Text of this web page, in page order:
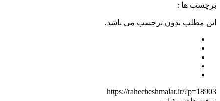
برچسب ها :
این مطلب بدون برچسب می باشد.
https://rahecheshmalar.ir/?p=18903